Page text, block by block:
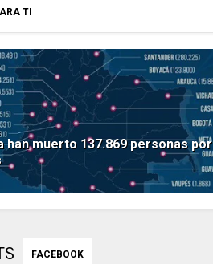
TI
han muerto 137.869 personas por
FACEBOOK